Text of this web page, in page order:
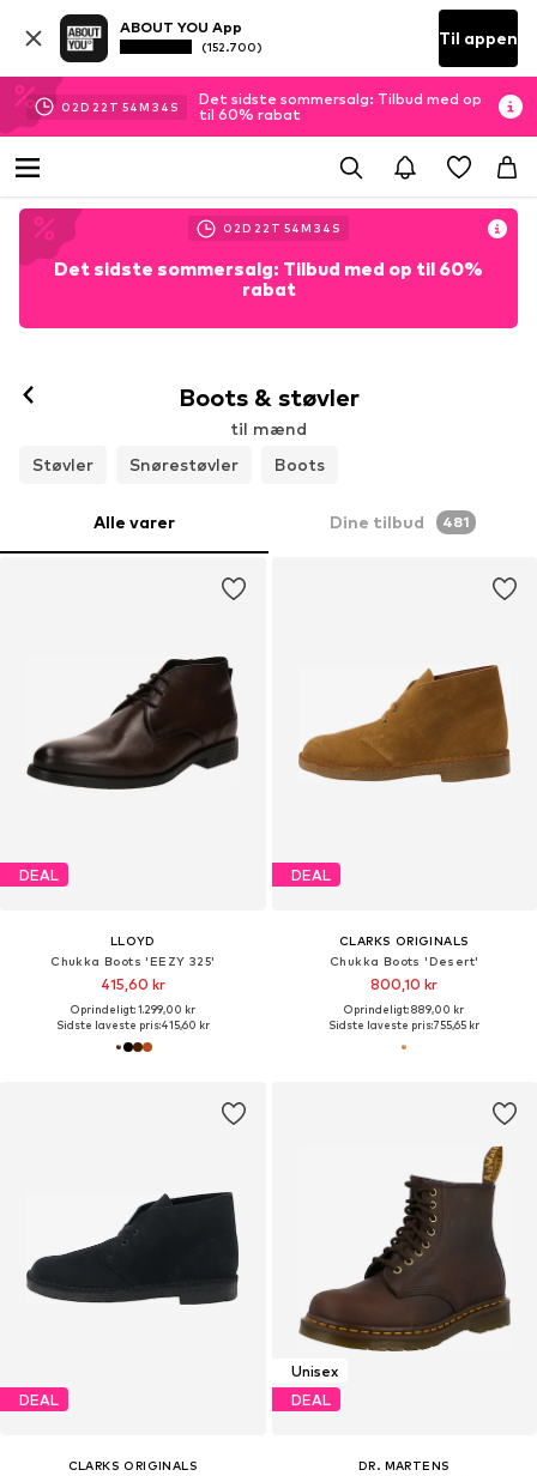
ABOUT YOU App
(152.700) Til appen
02D 22 T 54M 32 S
Det sidste sommersalg: Tilbud med op
til 60% rabat
02D 22 T 54M 32 S
Det sidste sommersalg: Tilbud med op til 60%
rabat
Boots & støvler
til mænd
Støvler
Snørestøvler Boots
Alle varer Dine tilbud 481
DEAL
LLOYD
Chukka Boots 'EEZY 325'
415,60 kr
Oprindeligt: 1.299,00 kr
Sidste laveste pris:415,60 kr
DEAL
CLARKS ORIGINALS
Chukka Boots 'Desert'
800,10 kr
Oprindeligt: 889,00 kr
Sidste laveste pris:755,65 kr
DEAL
CLARKS ORIGINALS
Unisex
DEAL
DR. MARTENS